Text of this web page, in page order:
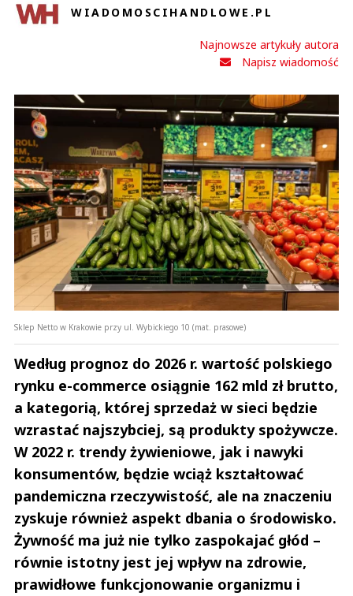
WIADOMOSCIHANDLOWE.PL
Najnowsze artykuły autora
Napisz wiadomość
Sklep Netto w Krakowie przy ul. Wybickiego 10 (mat. prasowe)
Według prognoz do 2026 r. wartość polskiego
rynku e-commerce osiągnie 162 mld zł brutto,
a kategorią, której sprzedaż w sieci będzie
wzrastać najszybciej, są produkty spożywcze.
W 2022 r. trendy żywieniowe, jak i nawyki
konsumentów, będzie wciąż kształtować
pandemiczna rzeczywistość, ale na znaczeniu
zyskuje również aspekt dbania o środowisko.
Żywność ma już nie tylko zaspokajać głód –
równie istotny jest jej wpływ na zdrowie,
prawidłowe funkcjonowanie organizmu i